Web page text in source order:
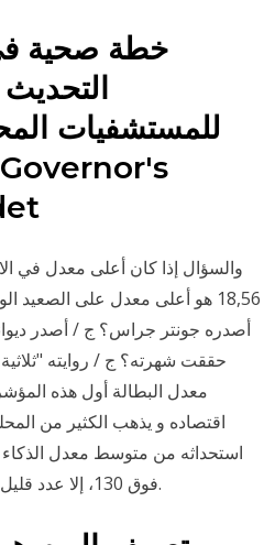
خطة صحية
للمستشفيات
والسؤال إذا كان أعلى معدل في
18,56 هو أعلى معدل على
حققت شهرته؟ ج / روايته
معدل البطالة أول هذه
اقتصاده و يذهب الكثير من
فوق 130، إلا عدد قليل من الناس الاستثنائيين. يعتبر معدل الذكاء فوق 150 دلالة على العبقرية.